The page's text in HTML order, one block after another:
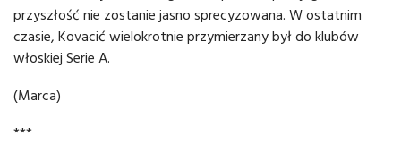
przyszłość nie zostanie jasno sprecyzowana. W ostatnim
czasie, Kovacić wielokrotnie przymierzany był do klubów
włoskiej Serie A.
(Marca)
***